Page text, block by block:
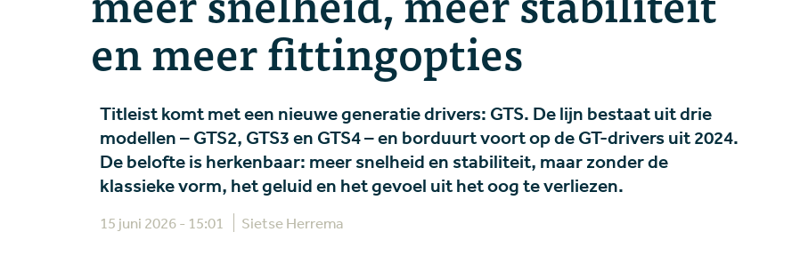
en meer fittingopties
Titleist komt met een nieuwe generatie drivers: GTS. De lijn bestaat uit drie
modellen – GTS2, GTS3 en GTS4 – en borduurt voort op de GT-drivers uit 2024.
De belofte is herkenbaar: meer snelheid en stabiliteit, maar zonder de
klassieke vorm, het geluid en het gevoel uit het oog te verliezen.
15 juni 2026 - 15:01 Sietse Herrema